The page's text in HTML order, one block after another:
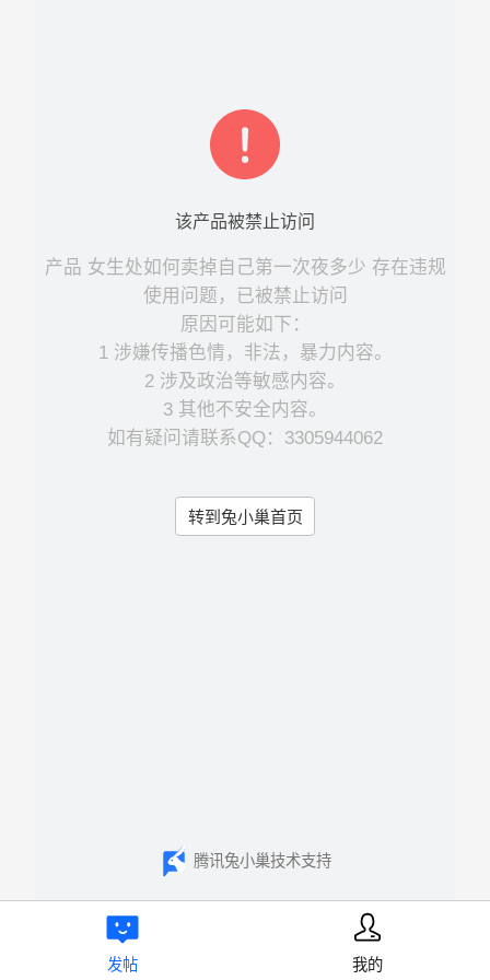
该产品被禁止访问
产品 女生处如何卖掉自己第一次夜多少 存在违规
使用问题，已被禁止访问
原因可能如下：
1 涉嫌传播色情，非法，暴力内容。
2 涉及政治等敏感内容。
3 其他不安全内容。
如有疑问请联系QQ：3305944062
转到兔小巢首页
腾讯兔小巢技术支持
发帖 我的